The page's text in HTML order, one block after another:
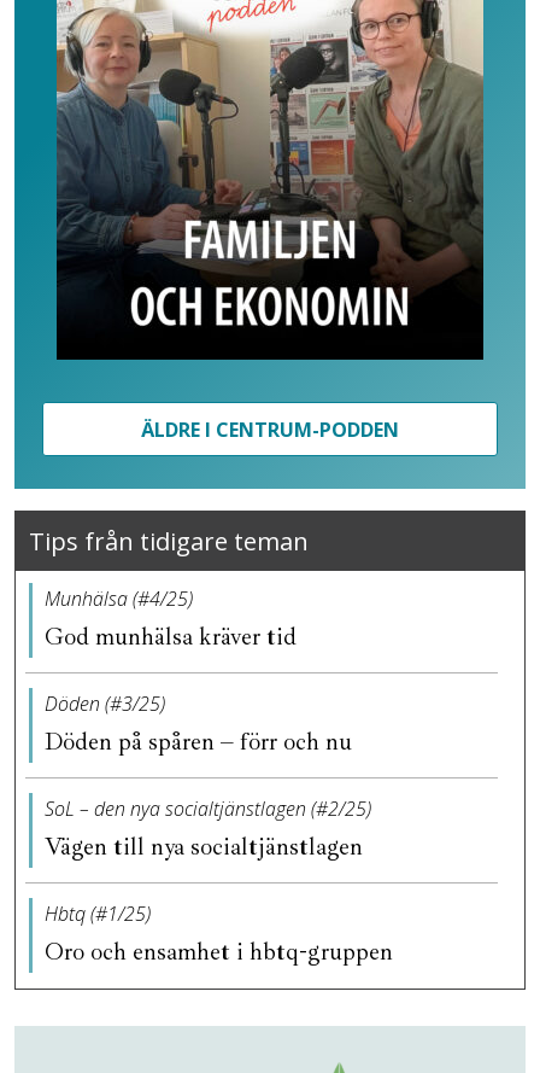
ÄLDRE I CENTRUM-PODDEN
Tips från tidigare teman
Munhälsa (#4/25)
God munhälsa kräver tid
Döden (#3/25)
Döden på spåren – förr och nu
SoL – den nya socialtjänstlagen (#2/25)
Vägen till nya socialtjänstlagen
Hbtq (#1/25)
Oro och ensamhet i hbtq-gruppen